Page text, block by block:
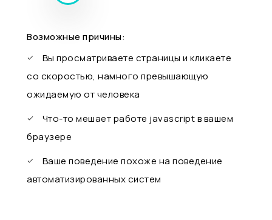
Возможные причины:
Вы просматриваете страницы и кликаете
со скоростью, намного превышающую
ожидаемую от человека
Что-то мешает работе javascript в вашем
браузере
Ваше поведение похоже на поведение
автоматизированных систем